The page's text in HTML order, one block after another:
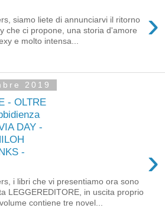
›
siamo liete di annunciarvi il ritorno
che ci propone, una storia d'amore
e molto intensa...
2019
- OLTRE
DAY -
-
›
i libri che vi presentiamo ora sono
LEGGEREDITORE, in uscita proprio
contiene tre novel...